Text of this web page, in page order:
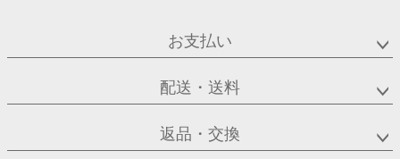
お支払い
配送・送料
返品・交換